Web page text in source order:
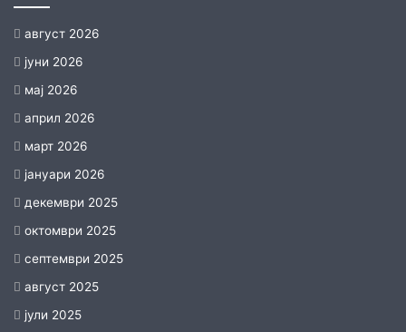
август 2026
јуни 2026
мај 2026
април 2026
март 2026
јануари 2026
декември 2025
октомври 2025
септември 2025
август 2025
јули 2025